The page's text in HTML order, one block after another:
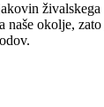
naše okolje,